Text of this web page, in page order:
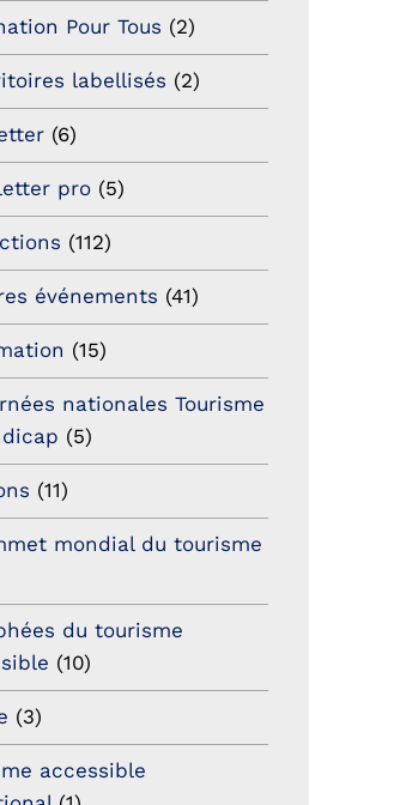
Pour Tous (2)
labellisés (2)
(6)
pro (5)
(112)
événements (41)
(15)
nationales Tourisme
(5)
(11)
mondial du tourisme
du tourisme
(10)
(3)
accessible